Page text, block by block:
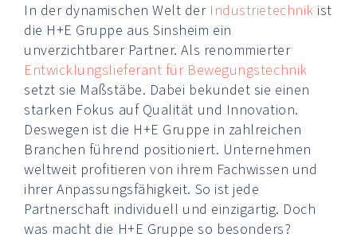
In der dynamischen Welt der Industrietechnik ist
die H+E Gruppe aus Sinsheim ein
unverzichtbarer Partner. Als renommierter
Entwicklungslieferant für Bewegungstechnik
setzt sie Maßstäbe. Dabei bekundet sie einen
starken Fokus auf Qualität und Innovation.
Deswegen ist die H+E Gruppe in zahlreichen
Branchen führend positioniert. Unternehmen
weltweit profitieren von ihrem Fachwissen und
ihrer Anpassungsfähigkeit. So ist jede
Partnerschaft individuell und einzigartig. Doch
was macht die H+E Gruppe so besonders?